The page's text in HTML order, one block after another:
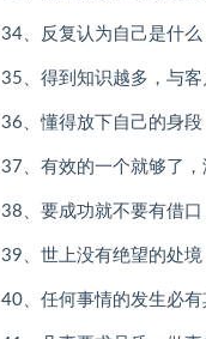
34、反复认为自己是什么
35、得到知识越多，与客
36、懂得放下自己的身段
37、有效的一个就够了，
38、要成功就不要有借口
39、世上没有绝望的处境
40、任何事情的发生必有